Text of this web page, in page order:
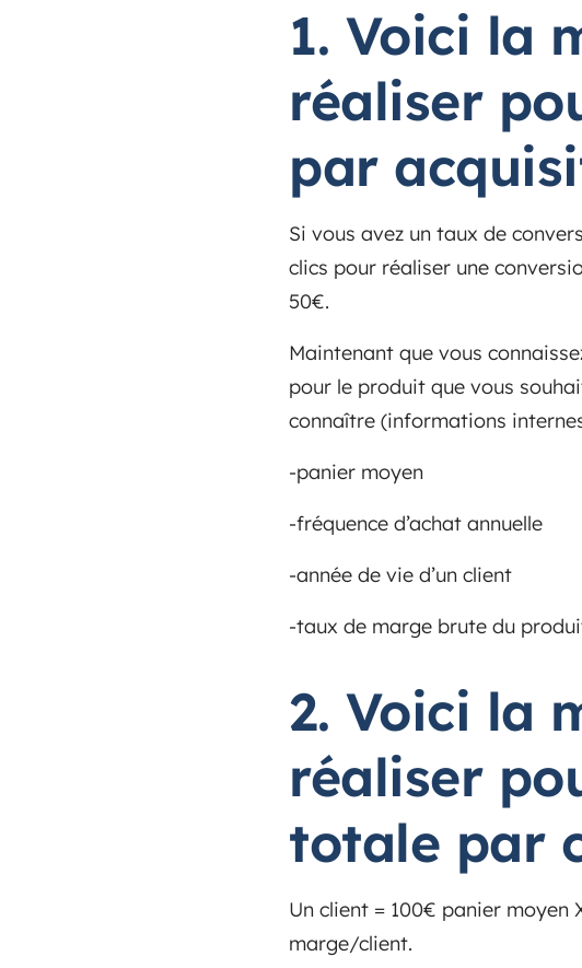
1. Voici la
réaliser
par
Si vous avez un taux de
clics pour réaliser une
50€.
Maintenant que vous
pour le produit que vous
connaître (informations
-panier moyen
-fréquence d’achat annuelle
-année de vie d’un client
-taux de marge brute du
2. Voici la
réaliser
totale par
Un client = 100€ panier moyen
marge/client.